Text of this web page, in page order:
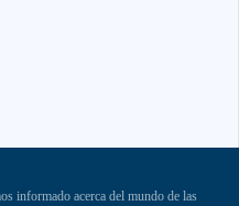
informado acerca del mundo de las